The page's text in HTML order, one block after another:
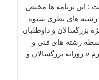
خرداد ماه سال 95 ، گفت : این برنامه ها مختص
های نظری شیوه
بزرگسالان و داوطلبان
رشته های فنی و
« روزانه بزرگسالان و